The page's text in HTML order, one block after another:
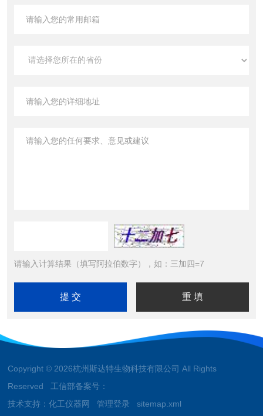
请输入计算结果（填写阿拉伯数字），如：三加四=7
Copyright © 2026杭州斯达特生物科技有限公司 All Rights
Reserved 工信部备案号：
技术支持：化工仪器网 管理登录 sitemap.xml